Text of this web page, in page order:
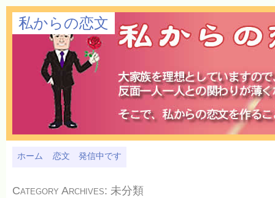
私からの恋文
ホーム 恋文 発信中です
Category Archives: 未分類